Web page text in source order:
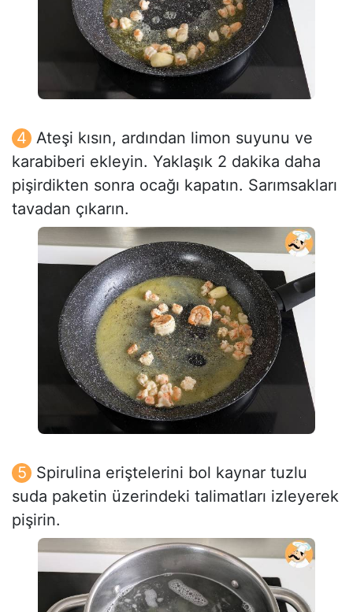
Ateşi kısın, ardından limon suyunu ve
karabiberi ekleyin. Yaklaşık 2 dakika daha
pişirdikten sonra ocağı kapatın. Sarımsakları
tavadan çıkarın.
Spirulina eriştelerini bol kaynar tuzlu
suda paketin üzerindeki talimatları izleyerek
pişirin.